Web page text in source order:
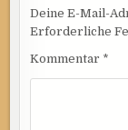
Deine E-Mail-
Erforderliche
Kommentar *